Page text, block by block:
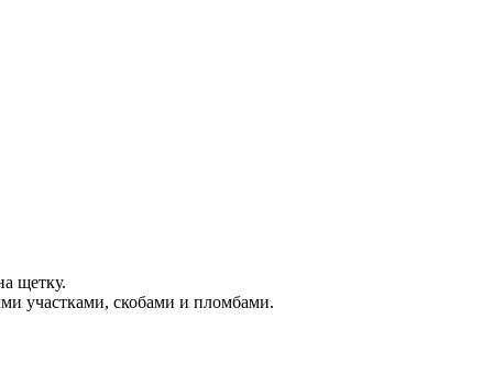
щетку.
участками, скобами и пломбами.